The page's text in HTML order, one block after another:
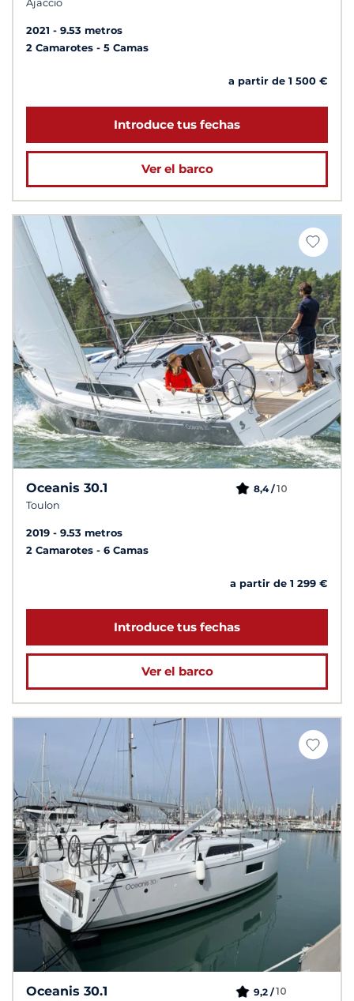
Ajaccio
2021
9.53 metros
2 Camarotes
5 Camas
a partir de 1 500 €
Introduce tus fechas
Ver el barco
Oceanis 30.1
Toulon
8,4 /10
2019
9.53 metros
2 Camarotes
6 Camas
a partir de 1 299 €
Introduce tus fechas
Ver el barco
Oceanis 30.1 9,2 /10